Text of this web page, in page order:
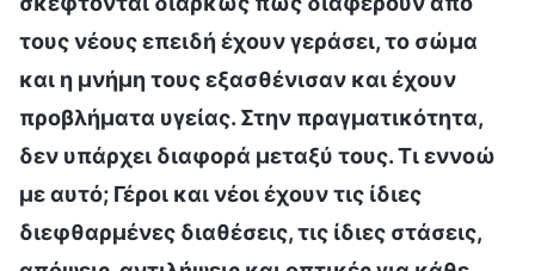
τους νέους επειδή έχουν γεράσει, το σώμα
και η μνήμη τους εξασθένισαν και έχουν
προβλήματα υγείας. Στην πραγματικότητα,
δεν υπάρχει διαφορά μεταξύ τους. Τι εννοώ
με αυτό; Γέροι και νέοι έχουν τις ίδιες
διεφθαρμένες διαθέσεις, τις ίδιες στάσεις,